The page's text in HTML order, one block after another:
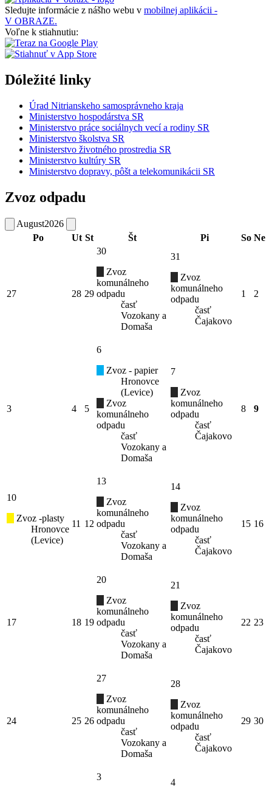
Sledujte informácie z nášho webu v mobilnej aplikácii -
V OBRAZE.
Voľne k stiahnutiu:
Dóležité linky
Úrad Nitrianskeho samosprávneho kraja
Ministerstvo hospodárstva SR
Ministerstvo práce sociálnych vecí a rodiny SR
Ministerstvo školstva SR
Ministerstvo životného prostredia SR
Ministerstvo kultúry SR
Ministerstvo dopravy, pôšt a telekomunikácii SR
Zvoz odpadu
August2026
Po
Ut St Št Pi So Ne
27 28 29
30
Zvoz
komunálneho
odpadu
časť
Vozokany a
Domaša
31
Zvoz
komunálneho
odpadu
časť
Čajakovo
1 2
3 4 5
6
Zvoz - papier
Hronovce
(Levice)
Zvoz
komunálneho
odpadu
časť
Vozokany a
Domaša
7
Zvoz
komunálneho
odpadu
časť
Čajakovo
8 9
10
Zvoz -plasty
Hronovce
(Levice)
11 12
13
Zvoz
komunálneho
odpadu
časť
Vozokany a
Domaša
14
Zvoz
komunálneho
odpadu
časť
Čajakovo
15 16
17 18 19
20
Zvoz
komunálneho
odpadu
časť
Vozokany a
Domaša
21
Zvoz
komunálneho
odpadu
časť
Čajakovo
22 23
24 25 26
27
Zvoz
komunálneho
odpadu
časť
Vozokany a
Domaša
28
Zvoz
komunálneho
odpadu
časť
Čajakovo
29 30
3
4